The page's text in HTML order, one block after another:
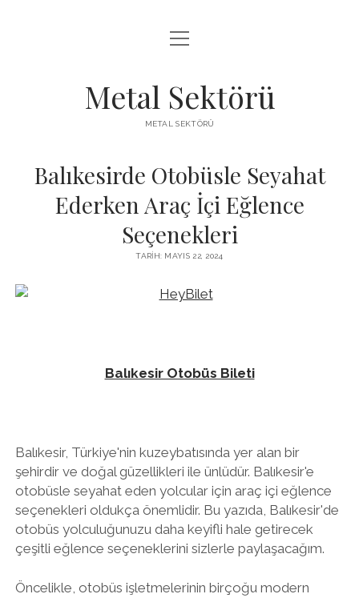
LISTE
SPOTIFY TAKIPÇI KAZANMA
menüyü
aç
Metal Sektörü
METAL SEKTÖRÜ
Balıkesirde Otobüsle Seyahat
Ederken Araç İçi Eğlence
Seçenekleri
TARIH: MAYIS 22, 2024
Balıkesir Otobüs Bileti
Balıkesir, Türkiye'nin kuzeybatısında yer alan bir
şehirdir ve doğal güzellikleri ile ünlüdür. Balıkesir'e
otobüsle seyahat eden yolcular için araç içi eğlence
seçenekleri oldukça önemlidir. Bu yazıda, Balıkesir'de
otobüs yolculuğunuzu daha keyifli hale getirecek
çeşitli eğlence seçeneklerini sizlerle paylaşacağım.
Öncelikle, otobüs işletmelerinin birçoğu modern